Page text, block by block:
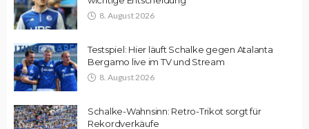
8. August 2026
Testspiel: Hier läuft Schalke gegen Atalanta
Bergamo live im TV und Stream
8. August 2026
Schalke-Wahnsinn: Retro-Trikot sorgt für
Rekordverkäufe